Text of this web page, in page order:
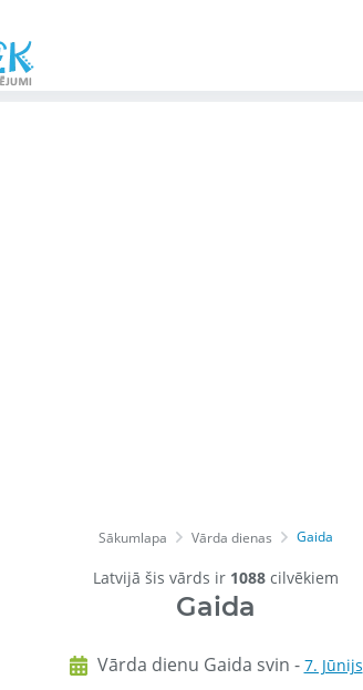
Sākumlapa Vārda dienas Gaida
Latvijā šis vārds ir 1088 cilvēkiem
Gaida
Vārda dienu Gaida svin - 7. Jūnijs